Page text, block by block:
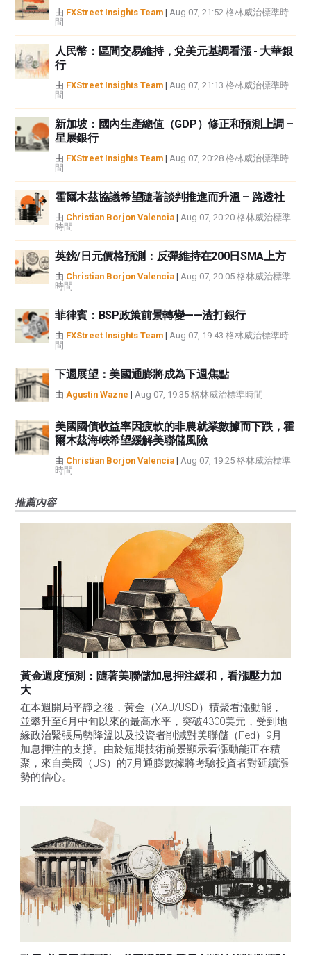
中都沒有頭寸，也沒有與文中提到的任何公司有業務關係。除了FXStreet，作
者沒有收到撰寫這篇文章的報酬。
FXStreet和作者不提供個性化的建議。作者對該資訊的準確性、完整性或適用
性不作任何陳述。FXStreet和作者將不承擔任何錯誤，遺漏或任何損失，傷害
或損害由此資訊及其顯示或使用引起的。錯誤和遺漏除外。本文作者和
FXStreet並非註冊投資顧問，本文內容無意提供任何投資建議。
由 FXStreet Insights Team | Aug 07, 21:52 格林威治標準時
間
人民幣：區間交易維持，兌美元基調看漲 - 大華銀
行
由 FXStreet Insights Team | Aug 07, 21:13 格林威治標準時
間
新加坡：國內生產總值（GDP）修正和預測上調 –
星展銀行
由 FXStreet Insights Team | Aug 07, 20:28 格林威治標準時
間
霍爾木茲協議希望隨著談判推進而升溫 – 路透社
由 Christian Borjon Valencia | Aug 07, 20:20 格林威治標準
時間
英鎊/日元價格預測：反彈維持在200日SMA上方
由 Christian Borjon Valencia | Aug 07, 20:05 格林威治標準
時間
菲律賓：BSP政策前景轉變——渣打銀行
由 FXStreet Insights Team | Aug 07, 19:43 格林威治標準時
間
下週展望：美國通膨將成為下週焦點
由 Agustin Wazne | Aug 07, 19:35 格林威治標準時間
美國國債收益率因疲軟的非農就業數據而下跌，霍
爾木茲海峽希望緩解美聯儲風險
由 Christian Borjon Valencia | Aug 07, 19:25 格林威治標準
時間
推薦內容
黃金週度預測：隨著美聯儲加息押注緩和，看漲壓力加
大
在本週開局平靜之後，黃金（XAU/USD）積聚看漲動能，
並攀升至6月中旬以來的最高水平，突破4300美元，受到地
緣政治緊張局勢降溫以及投資者削減對美聯儲（Fed）9月
加息押注的支撐。由於短期技術前景顯示看漲動能正在積
聚，來自美國（US）的7月通膨數據將考驗投資者對延續漲
勢的信心。